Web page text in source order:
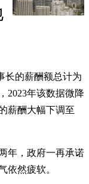
长的薪酬额总计为
2023年该数据微降
薪酬大幅下调至
年，政府一再承诺
依然疲软。